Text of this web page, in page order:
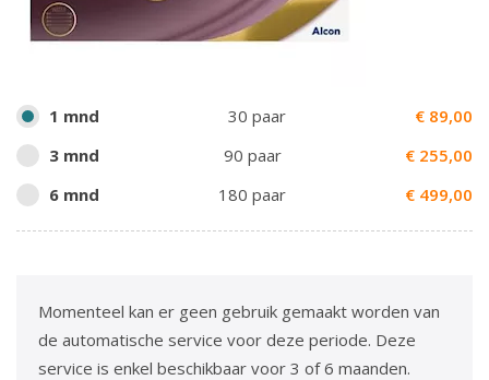
1 mnd 30 paar € 89,00
3 mnd
90 paar € 255,00
6 mnd
180 paar € 499,00
Momenteel kan er geen gebruik gemaakt worden van
de automatische service voor deze periode. Deze
service is enkel beschikbaar voor 3 of 6 maanden.